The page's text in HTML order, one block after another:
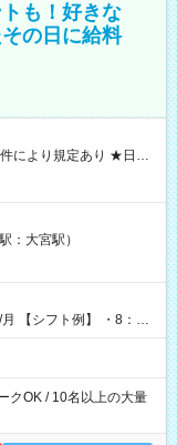
も！好きな
の日に給料
金GET♪ お仕事後はコ
期間】試
：大宮駅）
00
クOK / 10名以上の大量